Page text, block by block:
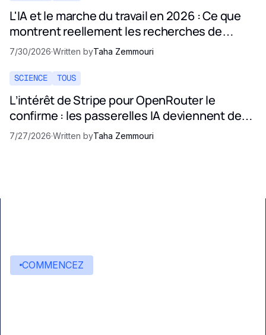
L'IA et le marche du travail en 2026 : Ce que
montrent reellement les recherches de
Stanford
7/30/2026·Written byTaha Zemmouri
SCIENCE TOUS
L’intérêt de Stripe pour OpenRouter le
confirme : les passerelles IA deviennent des
infrastructures critiques
7/27/2026·Written byTaha Zemmouri
COMMENCEZ